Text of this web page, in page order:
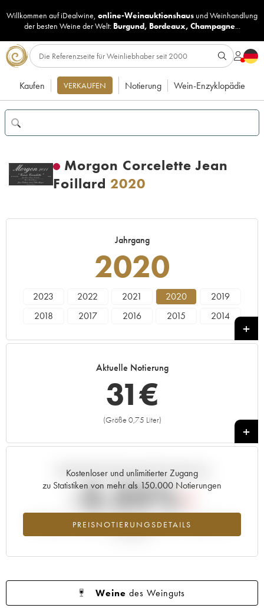
Willkommen auf iDealwine, online-Weinauktionshaus undWeinhandlung
der besten Weine der Welt: Burgund, Bordeaux, Champagne...
Kaufen VERKAUFEN Notierung Wein-Enzyklopädie
Morgon Corcelette Jean
Foillard 2020
Jahrgang
2020
2023 2022 2021 2020
2019
2018
2017 2016 2015
2014
Aktuelle Notierung
31€
(Größe 0,75 Liter)
+
Kostenloser und unlimitierter Zugang
zu Statistiken von mehr als 150.000 Notierungen
PREISNOTIERUNGSDETAILS
Aktuelle Entwicklung der Preisnotierung
-3.35%
Preisabfall des Jahrgangs 2020 im Jahr 2026 im Vergleich zum
Weine des Weinguts